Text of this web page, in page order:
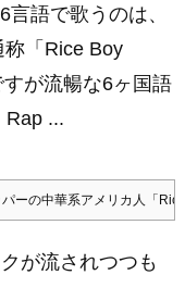
語で歌うのは、
「Rice Boy
が流暢な6ヶ国語
Rap ...
ーの中華系アメリカ人「
が流されつつも